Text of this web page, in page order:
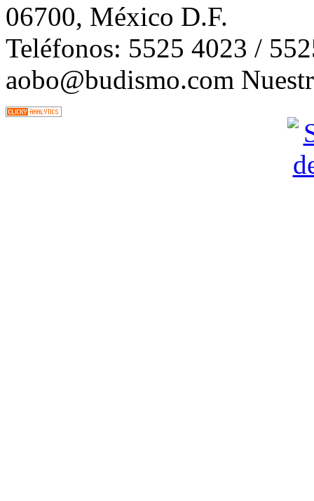
06700, México D.F.
Teléfonos: 5525 4023 /
aobo@budismo.com